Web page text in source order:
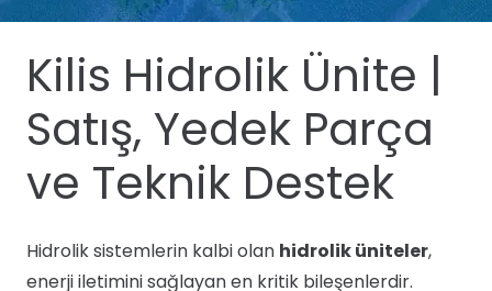
Kilis Hidrolik Ünite |
Satış, Yedek Parça
ve Teknik Destek
Hidrolik sistemlerin kalbi olan hidrolik üniteler,
enerji iletimini sağlayan en kritik bileşenlerdir.